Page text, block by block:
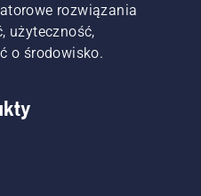
rozwiązania
użyteczność,
o środowisko.